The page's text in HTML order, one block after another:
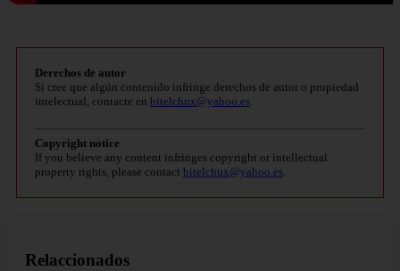
Derechos de autor
Si cree que algún contenido infringe derechos de autor o propiedad
intelectual, contacte en bitelchux@yahoo.es
Copyright notice
If you believe any content infringes copyright or intellectual
property rights, please contact bitelchux@yahoo.es
Relaccionados